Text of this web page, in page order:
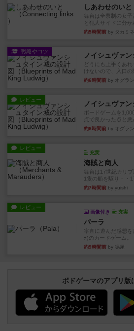
しあわせのいと
舞台は全寮制の女子
と犯人サイドに分か
約5時間前 by タカミ
戦略やコツ ノイシュヴァ
どうにも上手くあ
けないので、入口の
約6時間前 by オグラ
レビュー ノイシュヴァ
ボードゲームを
点で良かった点と悪
約6時間前 by オグラ
レビュー
充実
海賊と商人
舞台は17世紀カリ
1隻の船を駆り・・
約7時間前 by yuishi
レビュー
画像付き 充実
パーラ
率直に遊んだ感想
ﾃ)のカードゲーム。
約9時間前 by 鳴屋
ボドゲーマのアプリ版